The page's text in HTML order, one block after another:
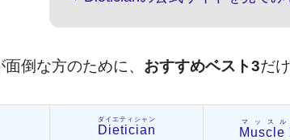
倒な方のために、 おすすめベスト3だ
Dietician
ダイエティシャン
Muscle
マッスル